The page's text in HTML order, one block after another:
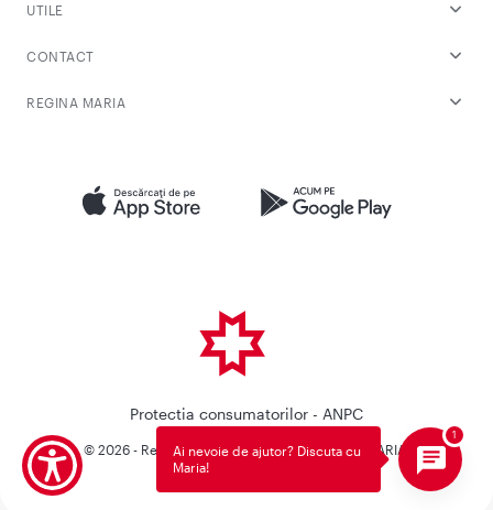
UTILE
CONTACT
REGINA MARIA
Protectia consumatorilor - ANPC
© 2026 - Reteaua Privata de Sanatate REGINA MARIA.
Toate drepturile rezervate.
Ai nevoie de ajutor? Discuta cu
Maria!